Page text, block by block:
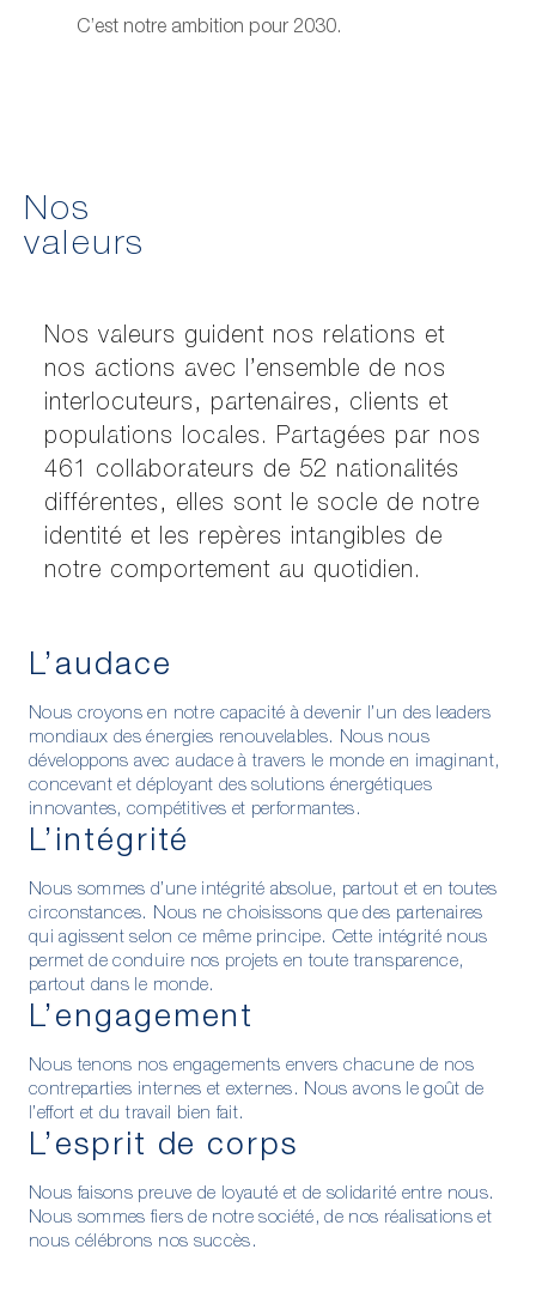
C’est notre ambition pour 2030.
Nos
valeurs
Nos valeurs guident nos relations et
nos actions avec l’ensemble de nos
interlocuteurs, partenaires, clients et
populations locales. Partagées par nos
461 collaborateurs de 52 nationalités
différentes, elles sont le socle de notre
identité et les repères intangibles de
notre comportement au quotidien.
L’audace
Nous croyons en notre capacité à devenir l’un des leaders
mondiaux des énergies renouvelables. Nous nous
développons avec audace à travers le monde en imaginant,
concevant et déployant des solutions énergétiques
innovantes, compétitives et performantes.
L’intégrité
Nous sommes d’une intégrité absolue, partout et en toutes
circonstances. Nous ne choisissons que des partenaires
qui agissent selon ce même principe. Cette intégrité nous
permet de conduire nos projets en toute transparence,
partout dans le monde.
L’engagement
Nous tenons nos engagements envers chacune de nos
contreparties internes et externes. Nous avons le goût de
l’effort et du travail bien fait.
L’esprit de corps
Nous faisons preuve de loyauté et de solidarité entre nous.
Nous sommes fiers de notre société, de nos réalisations et
nous célébrons nos succès.